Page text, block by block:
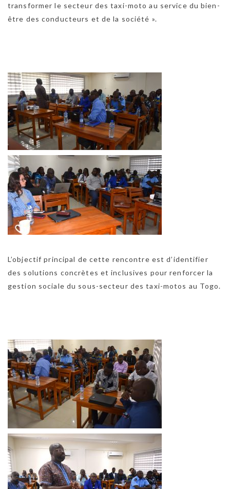
transformer le secteur des taxi-moto au service du bien-
être des conducteurs et de la société ».
L’objectif principal de cette rencontre est d’identifier
des solutions concrètes et inclusives pour renforcer la
gestion sociale du sous-secteur des taxi-motos au Togo.